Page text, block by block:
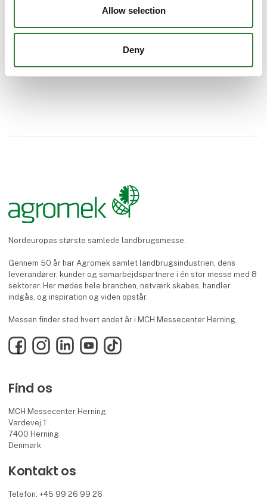
Allow selection
Deny
Nordeuropas største samlede landbrugsmesse.
Gennem 50 år har Agromek samlet landbrugsindustrien, dens
leverandører, kunder og samarbejdspartnere i én stor messe med 8
sektorer. Her mødes hele branchen, netværk skabes, handler
indgås, og inspiration og viden opstår.
Messen finder sted hvert andet år i MCH Messecenter Herning.
FacebookInstagramLinkedInYouTubeTikTok
Find os
MCH Messecenter Herning
Vardevej 1
7400 Herning
Denmark
Kontakt os
Telefon: +45 99 26 99 26